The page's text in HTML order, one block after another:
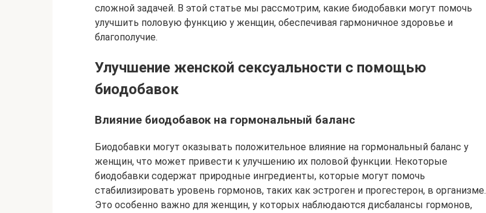
сложной задачей. В этой статье мы рассмотрим, какие биодобавки могут помочь
улучшить половую функцию у женщин, обеспечивая гармоничное здоровье и
благополучие.
Улучшение женской сексуальности с помощью
биодобавок
Влияние биодобавок на гормональный баланс
Биодобавки могут оказывать положительное влияние на гормональный баланс у
женщин, что может привести к улучшению их половой функции. Некоторые
биодобавки содержат природные ингредиенты, которые могут помочь
стабилизировать уровень гормонов, таких как эстроген и прогестерон, в организме.
Это особенно важно для женщин, у которых наблюдаются дисбалансы гормонов,